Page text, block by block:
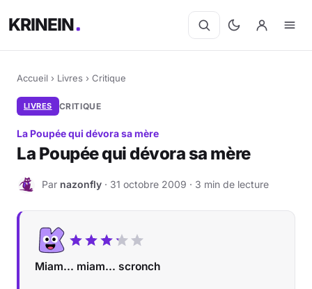
KRINEIN
Accueil › Livres › Critique
LIVRES CRITIQUE
La Poupée qui dévora sa mère
La Poupée qui dévora sa mère
N Par nazonfly · 31 octobre 2009 · 3 min de lecture
Miam... miam... scronch